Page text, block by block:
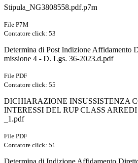
Stipula_NG3808558.pdf.p7m
File P7M
Contatore click: 53
Determina di Post Indizione Affidamento
missione 4 - D. Lgs. 36-2023.d.pdf
File PDF
Contatore click: 55
DICHIARAZIONE INSUSSISTENZA
INTERESSI DEL RUP CLASS
_1.pdf
File PDF
Contatore click: 51
Determina di Indizione Affidamento